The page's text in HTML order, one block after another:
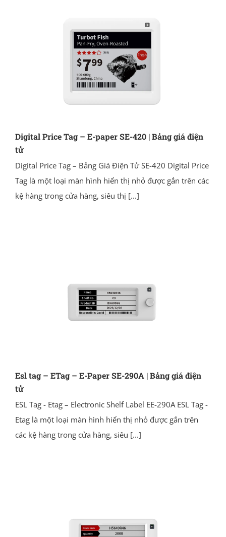
Digital Price Tag – E-paper SE-420 | Bảng giá điện
tử
Digital Price Tag – Bảng Giá Điện Tử SE-420 Digital Price
Tag là một loại màn hình hiển thị nhỏ được gắn trên các
kệ hàng trong cửa hàng, siêu thị [...]
Esl tag – ETag – E-Paper SE-290A | Bảng giá điện
tử
ESL Tag - Etag – Electronic Shelf Label EE-290A ESL Tag -
Etag là một loại màn hình hiển thị nhỏ được gắn trên
các kệ hàng trong cửa hàng, siêu [...]